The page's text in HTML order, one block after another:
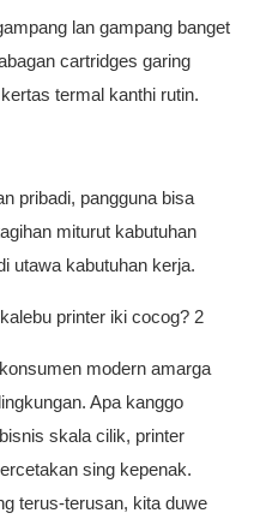
lan gampang banget
cartridges garing
termal kanthi rutin.
pribadi, pangguna bisa
miturut kabutuhan
utawa kabutuhan kerja.
modern amarga
Apa kanggo
skala cilik, printer
sing kepenak.
terus-terusan, kita duwe